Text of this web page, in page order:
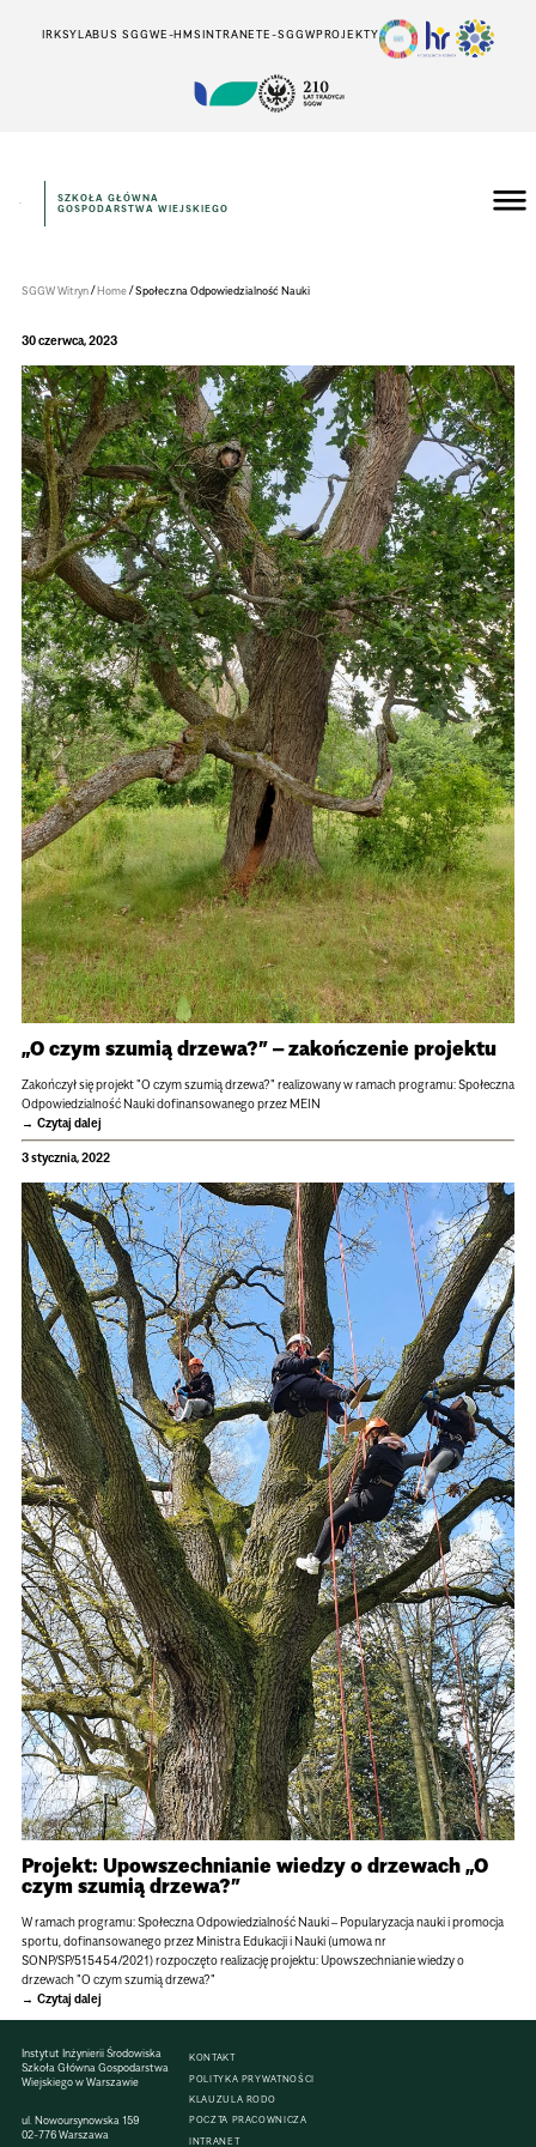
IRKSYLABUS SGGWE-HMSINTRANETE-SGGWPROJEKTY
Instytut
Inżynierii
SZKOŁA GŁÓWNA
GOSPODARSTWA WIEJSKIEGO
SGGW Witryn/Home/Społeczna Odpowiedzialność Nauki
30 czerwca, 2023
„O czym szumią drzewa?” – zakończenie projektu
Zakończył się projekt "O czym szumią drzewa?" realizowany w ramach programu: Społeczna
Odpowiedzialność Nauki dofinansowanego przez MEIN
Czytaj dalej
3 stycznia, 2022
Projekt: Upowszechnianie wiedzy o drzewach „O
czym szumią drzewa?”
W ramach programu: Społeczna Odpowiedzialność Nauki – Popularyzacja nauki i promocja
sportu, dofinansowanego przez Ministra Edukacji i Nauki (umowa nr
SONP/SP/515454/2021) rozpoczęto realizację projektu: Upowszechnianie wiedzy o
drzewach "O czym szumią drzewa?"
Czytaj dalej
Instytut Inżynierii Środowiska
Szkoła Główna Gospodarstwa
Wiejskiego w Warszawie
ul. Nowoursynowska 159
02-776 Warszawa
KONTAKT
POLITYKA PRYWATNOŚCI
KLAUZULA RODO
POCZTA PRACOWNICZA
INTRANET